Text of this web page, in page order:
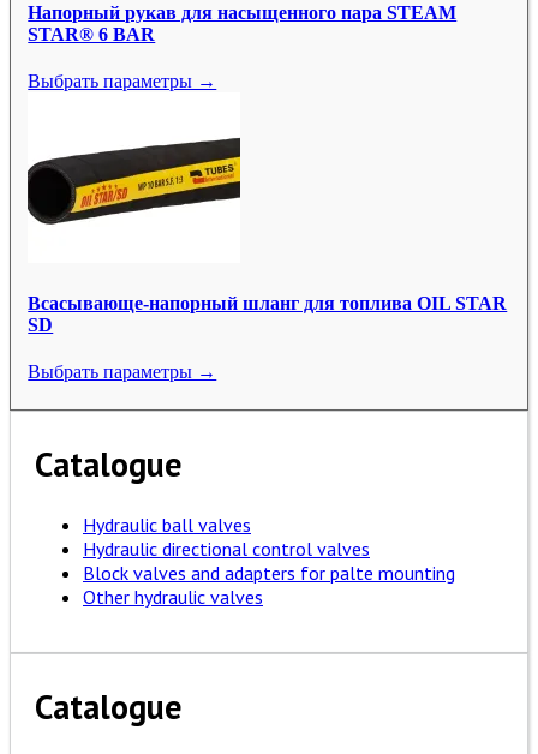
Напорный рукав для насыщенного пара STEAM
STAR® 6 BAR
Выбрать параметры →
Всасывающе-напорный шланг для топлива OIL STAR
SD
Выбрать параметры →
Catalogue
Hydraulic ball valves
Hydraulic directional control valves
Block valves and adapters for palte mounting
Other hydraulic valves
Catalogue